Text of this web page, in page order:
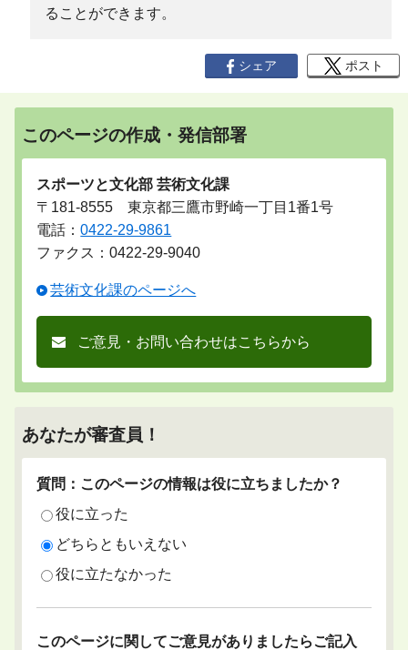
ることができます。
シェア ポスト
このページの作成・発信部署
スポーツと文化部 芸術文化課
〒181-8555 東京都三鷹市野崎一丁目1番1号
電話：0422-29-9861
ファクス：0422-29-9040
芸術文化課のページへ
ご意見・お問い合わせはこちらから
あなたが審査員！
質問：このページの情報は役に立ちましたか？
役に立った
どちらともいえない
役に立たなかった
このページに関してご意見がありましたらご記入